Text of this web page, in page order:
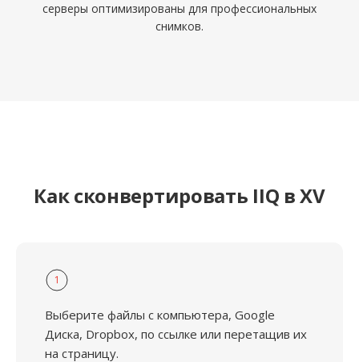
серверы оптимизированы для профессиональных
снимков.
Как сконвертировать IIQ в XV
1
Выберите файлы с компьютера, Google
Диска, Dropbox, по ссылке или перетащив их
на страницу.